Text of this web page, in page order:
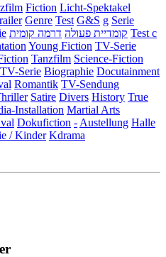
Fiction Licht-Spektakel
Genre Test G&S g Serie
קומדיית פעולה דרמה קומית
Test c
Young Fiction TV-Serie
Tanzfilm Science-Fiction
Serie Biographie Docutainment
Romantik TV-Sendung
Satire Divers History True
Installation Martial Arts
Dokufiction - Austellung Halle
/ Kinder Kdrama